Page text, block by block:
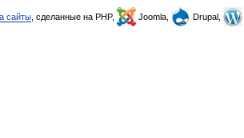
сайты , сделанные на PHP, Joomla, Drupal,